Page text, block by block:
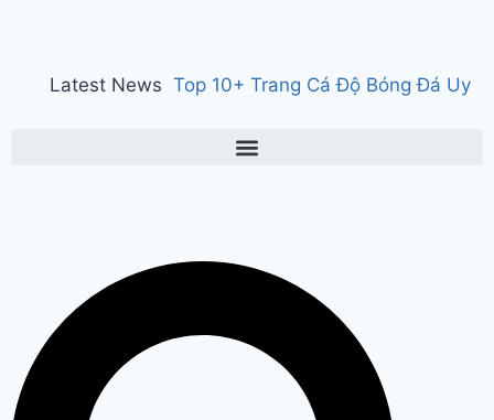
Latest News Top 10+ Trang Cá Độ Bóng Đá Uy
कार्यक्रम, CM सैनी ने कहा- ‘वंदे मातरम्’
राष्ट्र की आत्मा, पहचान और गौरव
land scam case में पूर्व CM भूपेंद्र हुड्डा
को हाईकोर्ट का झटका, अब CBI की स्पेशल